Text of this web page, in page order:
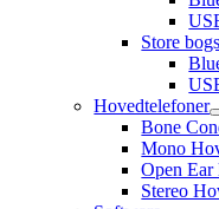
Store
Hovedtelefoner
Bone
Mono
Open Ear
Stereo